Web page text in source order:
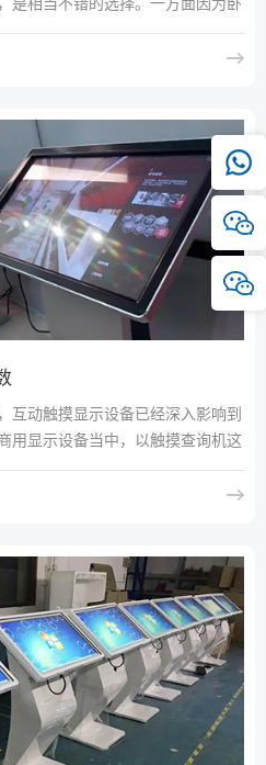
再就是购买了电视电脑一体机后，
的电脑了，既节约空间，也可更有
互动触摸显示设备已经深入影响到
用显示设备当中，以触摸查询机这
。